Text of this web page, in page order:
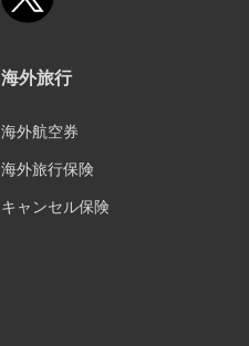
海外旅行
海外航空券
海外旅行保険
キャンセル保険